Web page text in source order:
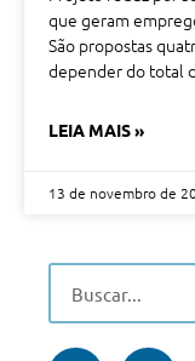
que geram
São propostas
depender do total
LEIA MAIS »
13 de novembro de